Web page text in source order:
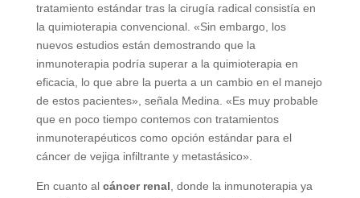
tratamiento estándar tras la cirugía radical consistía en
la quimioterapia convencional. «Sin embargo, los
nuevos estudios están demostrando que la
inmunoterapia podría superar a la quimioterapia en
eficacia, lo que abre la puerta a un cambio en el manejo
de estos pacientes», señala Medina. «Es muy probable
que en poco tiempo contemos con tratamientos
inmunoterapéuticos como opción estándar para el
cáncer de vejiga infiltrante y metastásico».
En cuanto al cáncer renal , donde la inmunoterapia ya